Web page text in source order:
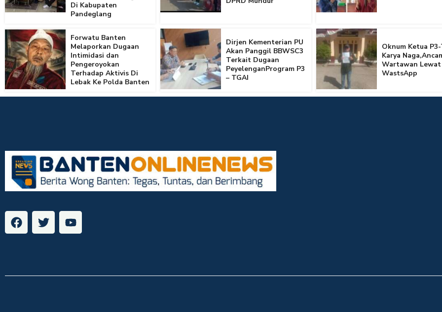
Di Kabupaten
Pandeglang
Forwatu Banten
Melaporkan Dugaan
Intimidasi dan
Pengeroyokan
Terhadap Aktivis Di
Lebak Ke Polda Banten
Dirjen Kementerian PU
Akan Panggil BBWSC3
Terkait Dugaan
PeyelenganProgram P3
– TGAI
Oknum Ketua
Karya
Wartawan Lewat
WastsApp